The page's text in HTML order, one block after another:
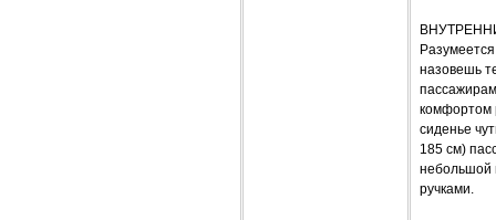
назовешь
комфортом
сиденье
185 см)
небольшой
ручками.